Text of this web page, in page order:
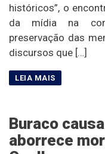
históricos”, o
da mídia na
preservação das
discursos que […]
Buraco
aborrece